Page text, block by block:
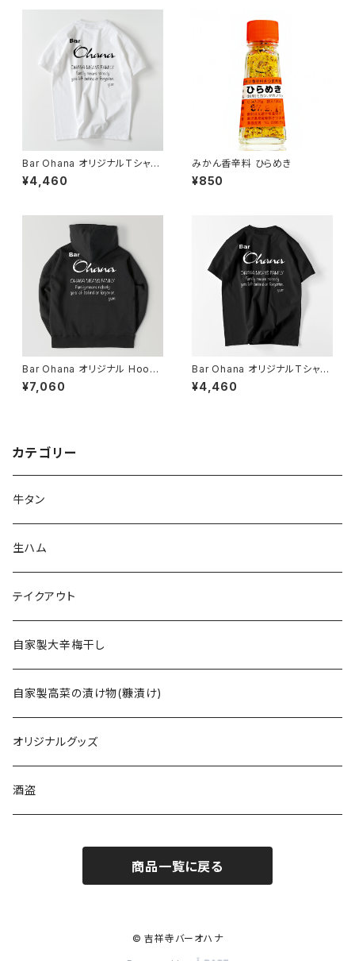
Bar Ohana オリジナルTシャツ
(白に黒文字)
¥4,460
みかん香辛料 ひらめき
¥850
Bar Ohana オリジナル Hoodi
e (黒)
¥7,060
Bar Ohana オリジナルTシャツ
(黒)
¥4,460
カテゴリー
牛タン
生ハム
テイクアウト
自家製大辛梅干し
自家製高菜の漬け物(糠漬け)
オリジナルグッズ
酒盗
商品一覧に戻る
© 吉祥寺バーオハナ